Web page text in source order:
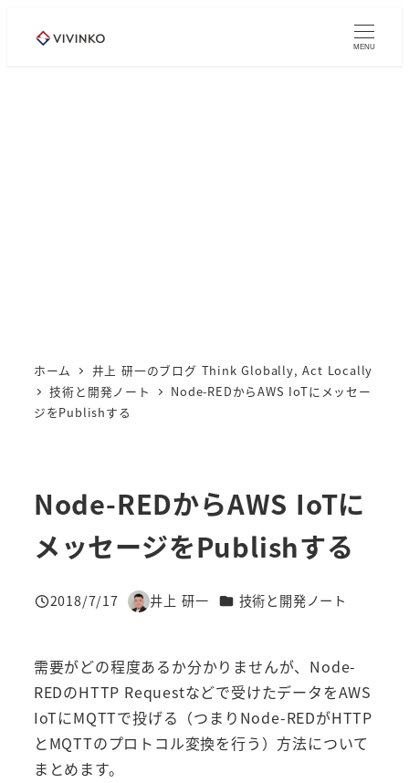
MENU
ホーム
井上 研一のブログ Think Globally, Act Locally
技術と開発ノート
Node-REDからAWS IoTにメッセー
ジをPublishする
Node-REDからAWS IoTに
メッセージをPublishする
投稿日
2018/7/17
著
井上 研一 カテゴリー
技術と開発ノート
需要がどの程度あるか分かりませんが、Node-
REDのHTTP Requestなどで受けたデータをAWS
IoTにMQTTで投げる（つまりNode-REDがHTTP
とMQTTのプロトコル変換を行う）方法について
まとめます。